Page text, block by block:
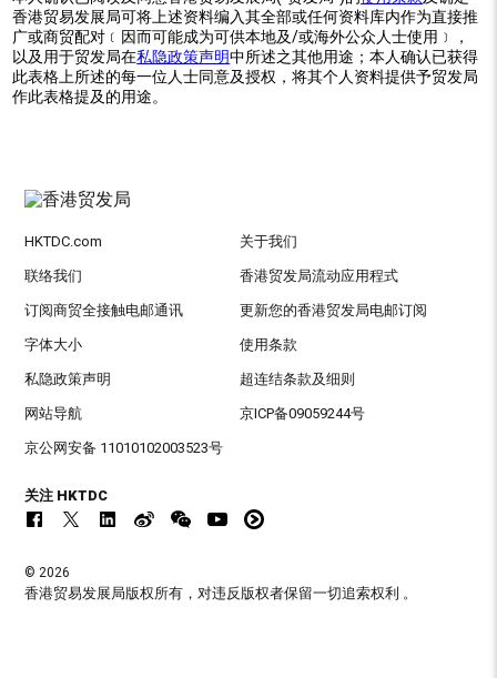
香港贸易发展局可将上述资料编入其全部或任何资料库内作为直接推
广或商贸配对﹝因而可能成为可供本地及/或海外公众人士使用﹞，
以及用于贸发局在私隐政策声明中所述之其他用途；本人确认已获得
此表格上所述的每一位人士同意及授权，将其个人资料提供予贸发局
作此表格提及的用途。
HKTDC.com 关于我们
联络我们 香港贸发局流动应用程式
订阅商贸全接触电邮通讯 更新您的香港贸发局电邮订阅
字体大小 使用条款
私隐政策声明 超连结条款及细则
网站导航 京ICP备09059244号
京公网安备 11010102003523号
关注 HKTDC
© 2026
香港贸易发展局版权所有，对违反版权者保留一切追索权利 。